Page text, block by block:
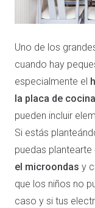
Uno de los
cuando hay
especialmente el
la placa de cocina
pueden incluir
Si estás
puedas
el microondas y
que los niños no
caso y si tus